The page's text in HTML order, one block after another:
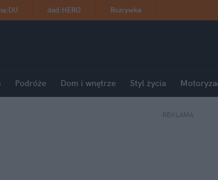
:DU dad:HERO Rozrywka
Podróże Dom i wnętrze Styl życia
REKLAMA